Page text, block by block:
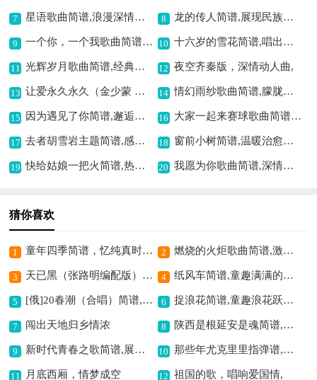
7 星语歌曲简谱,浪漫深情之韵 8 龙的传人简谱,展现民族豪情
9 一个你，一个我歌曲简谱,诉说两人的深情 10 十六岁的雪花简谱,唱出青春的纯真
11 光辉岁月歌曲简谱,经典励志永流传 12 夜空齐秦版，深情动人曲,
13 让爱永久永久（金少蒙 词曲）歌曲简谱,传递永恒的爱意 14 情幻雨纱歌曲简谱,朦胧深情之韵
15 因为遇见了你简谱,邂逅美好之乐章 16 大家一起来赛球歌曲简谱,展现运动活力
17 去者胡雪岩主题简谱,感慨人生沉浮 18 窗前小树简谱,温暖治愈之曲
19 快给姑娘一把火简谱,热情奔放之旋律 20 我愿为你歌曲简谱,深情爱意的吟唱
猜你喜欢
1 童年四季简谱，忆纯真时光, 2 燃烧的火炬歌曲简谱,激情昂扬燃斗志
3 天已黑（张路明编配版）吉他谱六线谱,忧郁深情之佳作 4 纸风车简谱,童趣满满的旋律
5 [俄]20春潮（合唱）简谱,展现别样俄式风情 6 捉浪花简谱,童趣浪花跃然纸上
7 闯出天地归乡情浓 8 陕西是根延安是魂简谱,展现红色情怀
9 新时代青春之歌简谱,展现青春活力 10 那些年尤克里里指弹谱,唤起青春回忆
11 月底西厢，情梦成空 12 祖国的歌，唱响爱国情,